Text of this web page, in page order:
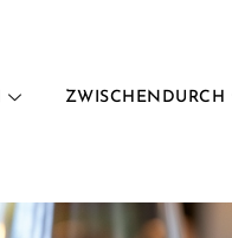
ZWISCHENDURCH